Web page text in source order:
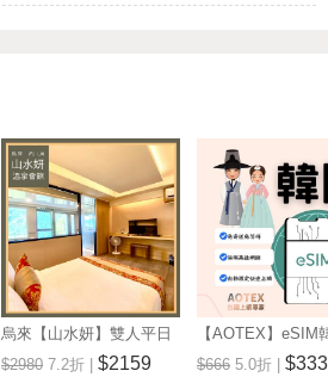
烏來【山水妍】雙人平日
泡湯加精緻套餐-觀景湯房
$2980 7.2折 | $2159
【AOTEX】eSIM
無限高速網路吃到
$666 5.0折 | $333